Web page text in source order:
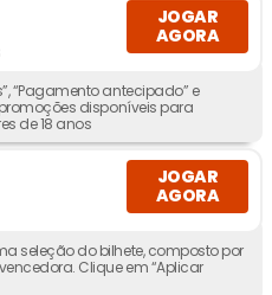
JOGAR
AGORA
“Pagamento antecipado” e
disponíveis para
de 18 anos
JOGAR
AGORA
seleção do bilhete, composto por
Clique em “Aplicar